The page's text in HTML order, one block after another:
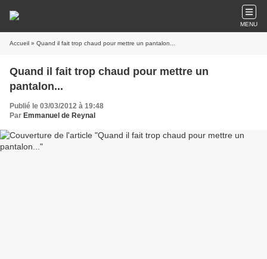
MENU
Accueil » Quand il fait trop chaud pour mettre un pantalon...
Quand il fait trop chaud pour mettre un
pantalon...
Publié le 03/03/2012 à 19:48
Par Emmanuel de Reynal